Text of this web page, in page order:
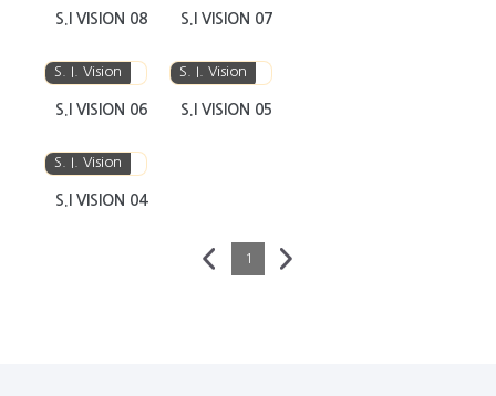
S.I VISION 08 S.I VISION 07
S. I. Vision
S.I VISION 06
S. I. Vision
S.I VISION 05
S. I. Vision
S.I VISION 04
1